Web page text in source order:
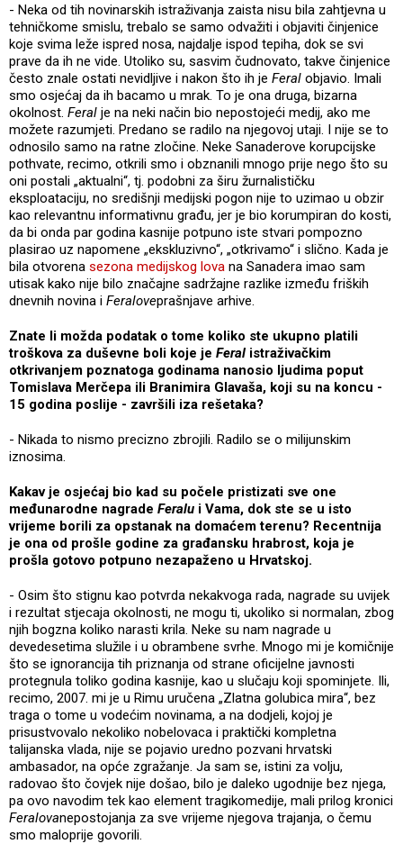
- Neka od tih novinarskih istraživanja zaista nisu bila zahtjevna u
tehničkome smislu, trebalo se samo odvažiti i objaviti činjenice
koje svima leže ispred nosa, najdalje ispod tepiha, dok se svi
prave da ih ne vide. Utoliko su, sasvim čudnovato, takve činjenice
često znale ostati nevidljive i nakon što ih je Feral objavio. Imali
smo osjećaj da ih bacamo u mrak. To je ona druga, bizarna
okolnost. Feral je na neki način bio nepostojeći medij, ako me
možete razumjeti. Predano se radilo na njegovoj utaji. I nije se to
odnosilo samo na ratne zločine. Neke Sanaderove korupcijske
pothvate, recimo, otkrili smo i obznanili mnogo prije nego što su
oni postali „aktualni“, tj. podobni za širu žurnalističku
eksploataciju, no središnji medijski pogon nije to uzimao u obzir
kao relevantnu informativnu građu, jer je bio korumpiran do kosti,
da bi onda par godina kasnije potpuno iste stvari pompozno
plasirao uz napomene „ekskluzivno“, „otkrivamo“ i slično. Kada je
bila otvorena sezona medijskog lova na Sanadera imao sam
utisak kako nije bilo značajne sadržajne razlike između friških
dnevnih novina i Feraloveprašnjave arhive.
Znate li možda podatak o tome koliko ste ukupno platili
troškova za duševne boli koje je Feral istraživačkim
otkrivanjem poznatoga godinama nanosio ljudima poput
Tomislava Merčepa ili Branimira Glavaša, koji su na koncu -
15 godina poslije - završili iza rešetaka?
- Nikada to nismo precizno zbrojili. Radilo se o milijunskim
iznosima.
Kakav je osjećaj bio kad su počele pristizati sve one
međunarodne nagrade Feralu i Vama, dok ste se u isto
vrijeme borili za opstanak na domaćem terenu? Recentnija
je ona od prošle godine za građansku hrabrost, koja je
prošla gotovo potpuno nezapaženo u Hrvatskoj.
- Osim što stignu kao potvrda nekakvoga rada, nagrade su uvijek
i rezultat stjecaja okolnosti, ne mogu ti, ukoliko si normalan, zbog
njih bogzna koliko narasti krila. Neke su nam nagrade u
devedesetima služile i u obrambene svrhe. Mnogo mi je komičnije
što se ignorancija tih priznanja od strane oficijelne javnosti
protegnula toliko godina kasnije, kao u slučaju koji spominjete. Ili,
recimo, 2007. mi je u Rimu uručena „Zlatna golubica mira“, bez
traga o tome u vodećim novinama, a na dodjeli, kojoj je
prisustvovalo nekoliko nobelovaca i praktički kompletna
talijanska vlada, nije se pojavio uredno pozvani hrvatski
ambasador, na opće zgražanje. Ja sam se, istini za volju,
radovao što čovjek nije došao, bilo je daleko ugodnije bez njega,
pa ovo navodim tek kao element tragikomedije, mali prilog kronici
Feralovanepostojanja za sve vrijeme njegova trajanja, o čemu
smo maloprije govorili.